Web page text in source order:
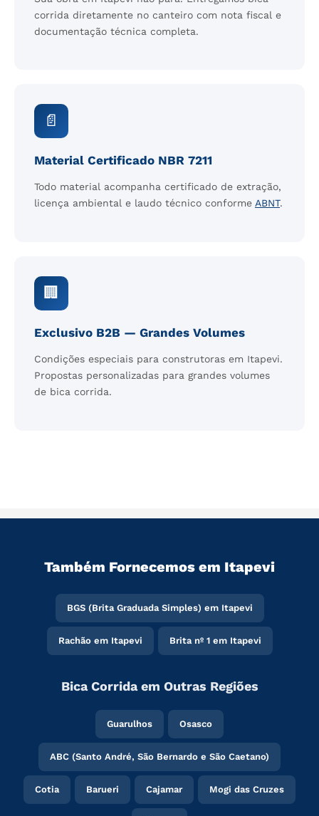
corrida diretamente no canteiro com nota fiscal e
documentação técnica completa.
📄
Material Certificado NBR 7211
Todo material acompanha certificado de extração,
licença ambiental e laudo técnico conforme ABNT.
🏢
Exclusivo B2B — Grandes Volumes
Condições especiais para construtoras em Itapevi.
Propostas personalizadas para grandes volumes
de bica corrida.
Também Fornecemos em Itapevi
BGS (Brita Graduada Simples) em Itapevi
Rachão em Itapevi Brita nº 1 em Itapevi
Bica Corrida em Outras Regiões
Guarulhos Osasco
ABC (Santo André, São Bernardo e São Caetano)
Cotia Barueri Cajamar Mogi das Cruzes